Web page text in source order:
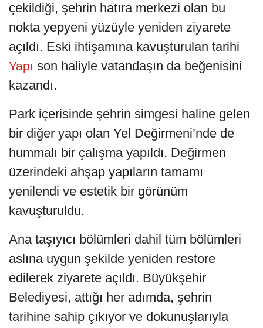
çekildiği, şehrin hatıra merkezi olan bu
nokta yepyeni yüzüyle yeniden ziyarete
açıldı. Eski ihtişamına kavuşturulan tarihi
Yapı son haliyle vatandaşın da beğenisini
kazandı.
Park içerisinde şehrin simgesi haline gelen
bir diğer yapı olan Yel Değirmeni’nde de
hummalı bir çalışma yapıldı. Değirmen
üzerindeki ahşap yapıların tamamı
yenilendi ve estetik bir görünüm
kavuşturuldu.
Ana taşıyıcı bölümleri dahil tüm bölümleri
aslına uygun şekilde yeniden restore
edilerek ziyarete açıldı. Büyükşehir
Belediyesi, attığı her adımda, şehrin
tarihine sahip çıkıyor ve dokunuşlarıyla